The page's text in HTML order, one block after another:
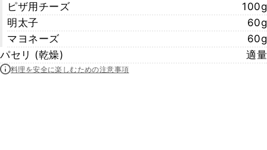
ピザ用チーズ
100g
明太子
60g
マヨネーズ
60g
パセリ (乾燥)
適量
料理を安全に楽しむための注意事項